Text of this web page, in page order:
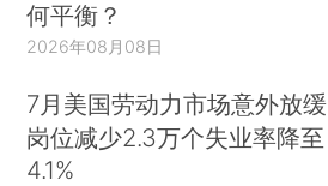
何平衡？
2026年08月08日
7月美国劳动力市场意外放缓
岗位减少2.3万个失业率降至
4.1%